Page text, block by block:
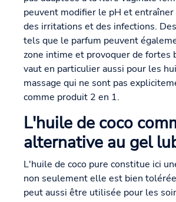
peuvent modifier le pH et entraîner
des irritations et des infections.
tels que le parfum peuvent
zone intime et provoquer de fortes
vaut en particulier aussi pour les
massage qui ne sont pas
comme produit 2 en 1.
L'huile de coco
alternative au gel
L'huile de coco pure constitue ici
non seulement elle est bien
peut aussi être utilisée pour les